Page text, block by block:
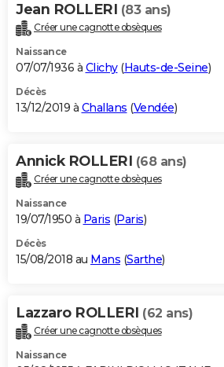
Jean ROLLERI (83 ans)
Créer une cagnotte obsèques
Naissance
07/07/1936 à Clichy(Hauts-de-Seine)
Décès
13/12/2019 à Challans (Vendée)
Annick ROLLERI (68 ans)
Créer une cagnotte obsèques
Naissance
19/07/1950 à Paris (Paris)
Décès
15/08/2018 au Mans (Sarthe)
Lazzaro ROLLERI (62 ans)
Créer une cagnotte obsèques
Naissance